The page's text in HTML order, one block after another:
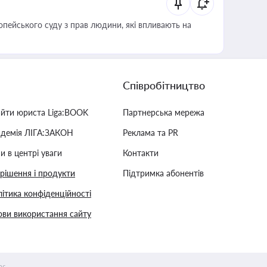
суду з прав людини, які впливають на
юриста Liga:BOOK
ЛІГА:ЗАКОН
в центрі уваги
рішення і продукти
конфіденційності
використання сайту
Співробітництво
Партнерська мережа
Реклама та PR
Контакти
Підтримка абонентів